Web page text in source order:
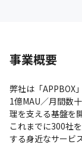
事業概要
弊社は「APPBOX
1億MAU／月間数
理を支える基盤を
これまでに300社
する身近なサービ